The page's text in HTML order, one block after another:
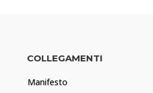
COLLEGAMENTI
Manifesto